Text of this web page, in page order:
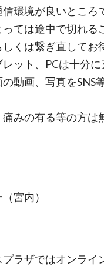
環境が良いところ
は途中で切れる
くは繋ぎ直してお
ット、PCは十分に
動画、写真をSNS
みの有る等の方は
宮内）
ラザではオンライ